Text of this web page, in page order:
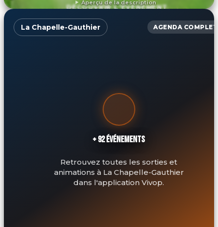
Aperçu de la description
DÉCOUVRIR L'ÉVÉNEMENT
La Chapelle-Gauthier AGENDA COMPLET
+ 92 ÉVÉNEMENTS
Retrouvez toutes les sorties et
animations à La Chapelle-Gauthier
dans l'application Vivop.